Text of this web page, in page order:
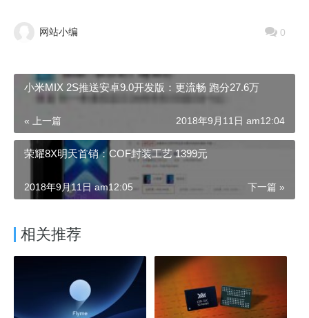
网站小编 0
小米MIX 2S推送安卓9.0开发版：更流畅 跑分27.6万
« 上一篇 2018年9月11日 am12:04
荣耀8X明天首销：COF封装工艺 1399元
下一篇 »
2018年9月11日 am12:05
相关推荐